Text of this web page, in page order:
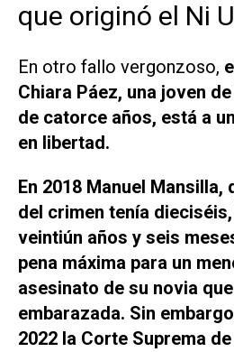
que originó el Ni
En otro fallo vergonzoso,
Chiara Páez, una joven
de catorce años, está a
en libertad.
En 2018 Manuel Mansilla,
del crimen tenía
veintiún años y seis
pena máxima para un
asesinato de su novia
embarazada. Sin
2022 la Corte Suprema